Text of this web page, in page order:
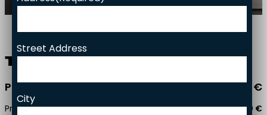
Facade bricks
Responsibility
Street Address
City
Tee­mu Tun­ne­li
Price starting from 2890,00 €
Price with installation 4950,00 €